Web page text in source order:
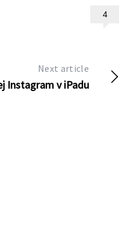
4
Next article
Instagram v iPadu